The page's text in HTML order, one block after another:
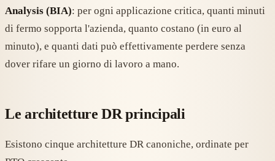
Analysis (BIA): per ogni applicazione critica, quanti minuti
di fermo sopporta l'azienda, quanto costano (in euro al
minuto), e quanti dati può effettivamente perdere senza
dover rifare un giorno di lavoro a mano.
Le architetture DR principali
Esistono cinque architetture DR canoniche, ordinate per